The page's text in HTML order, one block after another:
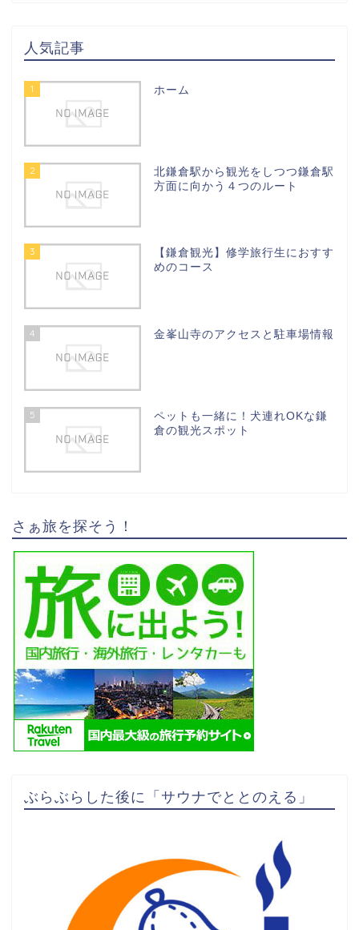
人気記事
1 ホーム
2
北鎌倉駅から観光をしつつ鎌倉駅
方面に向かう４つのルート
3
【鎌倉観光】修学旅行生におすす
めのコース
4 金峯山寺のアクセスと駐車場情報
5
ペットも一緒に！犬連れOKな鎌
倉の観光スポット
さぁ旅を探そう！
ぶらぶらした後に「サウナでととのえる」